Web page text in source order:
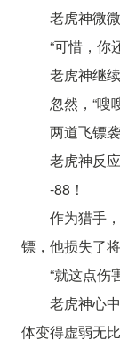
老虎神微
“可惜，你
老虎神继
忽然，“嗖
两道飞镖袭
老虎神反
-88！
作为猎手
镖，他损失了
“就这点伤
老虎神心
体变得虚弱无